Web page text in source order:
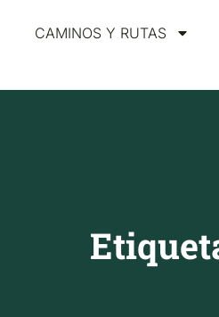
CAMINOS Y RUTAS